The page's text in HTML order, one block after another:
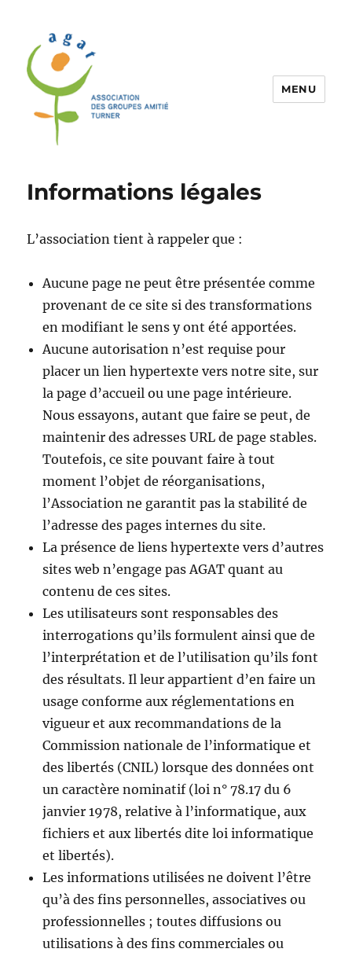
MENU
Informations légales
L’association tient à rappeler que :
Aucune page ne peut être présentée comme
provenant de ce site si des transformations
en modifiant le sens y ont été apportées.
Aucune autorisation n’est requise pour
placer un lien hypertexte vers notre site, sur
la page d’accueil ou une page intérieure.
Nous essayons, autant que faire se peut, de
maintenir des adresses URL de page stables.
Toutefois, ce site pouvant faire à tout
moment l’objet de réorganisations,
l’Association ne garantit pas la stabilité de
l’adresse des pages internes du site.
La présence de liens hypertexte vers d’autres
sites web n’engage pas AGAT quant au
contenu de ces sites.
Les utilisateurs sont responsables des
interrogations qu’ils formulent ainsi que de
l’interprétation et de l’utilisation qu’ils font
des résultats. Il leur appartient d’en faire un
usage conforme aux réglementations en
vigueur et aux recommandations de la
Commission nationale de l’informatique et
des libertés (CNIL) lorsque des données ont
un caractère nominatif (loi n° 78.17 du 6
janvier 1978, relative à l’informatique, aux
fichiers et aux libertés dite loi informatique
et libertés).
Les informations utilisées ne doivent l’être
qu’à des fins personnelles, associatives ou
professionnelles ; toutes diffusions ou
utilisations à des fins commerciales ou